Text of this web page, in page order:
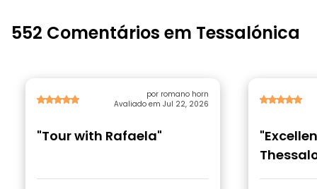
552 Comentários em Tessalónica
por romano horn
Avaliado em Jul 22, 2026
"Tour with Rafaela"